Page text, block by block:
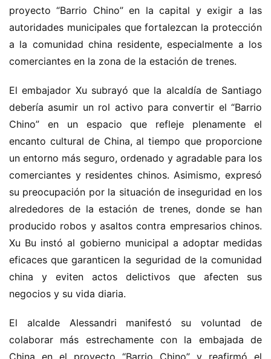
proyecto “Barrio Chino” en la capital y exigir a las
autoridades municipales que fortalezcan la protección
a la comunidad china residente, especialmente a los
comerciantes en la zona de la estación de trenes.
El embajador Xu subrayó que la alcaldía de Santiago
debería asumir un rol activo para convertir el “Barrio
Chino” en un espacio que refleje plenamente el
encanto cultural de China, al tiempo que proporcione
un entorno más seguro, ordenado y agradable para los
comerciantes y residentes chinos. Asimismo, expresó
su preocupación por la situación de inseguridad en los
alrededores de la estación de trenes, donde se han
producido robos y asaltos contra empresarios chinos.
Xu Bu instó al gobierno municipal a adoptar medidas
eficaces que garanticen la seguridad de la comunidad
china y eviten actos delictivos que afecten sus
negocios y su vida diaria.
El alcalde Alessandri manifestó su voluntad de
colaborar más estrechamente con la embajada de
China en el proyecto “Barrio Chino” y reafirmó el